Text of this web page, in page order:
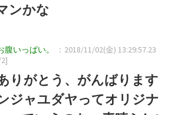
ンかな
腹いっぱい。
：2018/11/02(金) 13:29:57.23
りがとう、がんばります
ジャユダヤってオリジナ